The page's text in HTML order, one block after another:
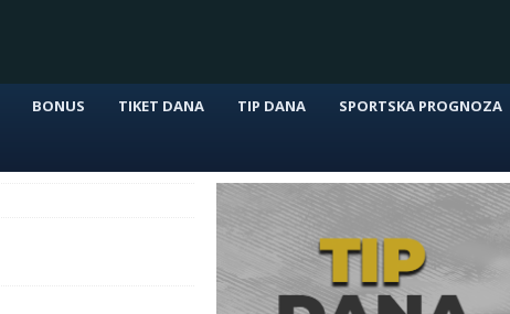
BONUS TIKET DANA TIP DANA SPORTSKA PROGNOZA